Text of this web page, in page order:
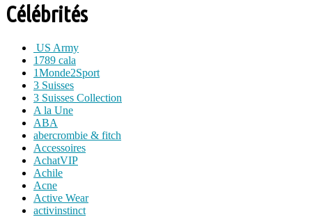
Célébrités
US Army
1789 cala
1Monde2Sport
3 Suisses
3 Suisses Collection
A la Une
ABA
abercrombie & fitch
Accessoires
AchatVIP
Achile
Acne
Active Wear
activinstinct